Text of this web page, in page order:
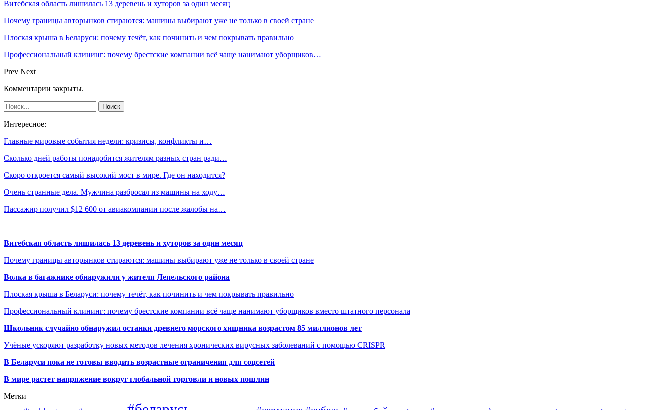
Витебская область лишилась 13 деревень и хуторов за один месяц
Почему границы авторынков стираются: машины выбирают уже не только в своей стране
Плоская крыша в Беларуси: почему течёт, как починить и чем покрывать правильно
Профессиональный клининг: почему брестские компании всё чаще нанимают уборщиков…
Prev Next
Комментарии закрыты.
Интересное:
Главные мировые события недели: кризисы, конфликты и…
Сколько дней работы понадобится жителям разных стран ради…
Скоро откроется самый высокий мост в мире. Где он находится?
Очень странные дела. Мужчина разбросал из машины на ходу…
Пассажир получил $12 600 от авиакомпании после жалобы на…
Витебская область лишилась 13 деревень и хуторов за один месяц
Почему границы авторынков стираются: машины выбирают уже не только в своей стране
Волка в багажнике обнаружили у жителя Лепельского района
Плоская крыша в Беларуси: почему течёт, как починить и чем покрывать правильно
Профессиональный клининг: почему брестские компании всё чаще нанимают уборщиков вместо штатного персонала
Школьник случайно обнаружил останки древнего морского хищника возрастом 85 миллионов лет
Учёные ускоряют разработку новых методов лечения хронических вирусных заболеваний с помощью CRISPR
В Беларуси пока не готовы вводить возрастные ограничения для соцсетей
В мире растет напряжение вокруг глобальной торговли и новых пошлин
Метки